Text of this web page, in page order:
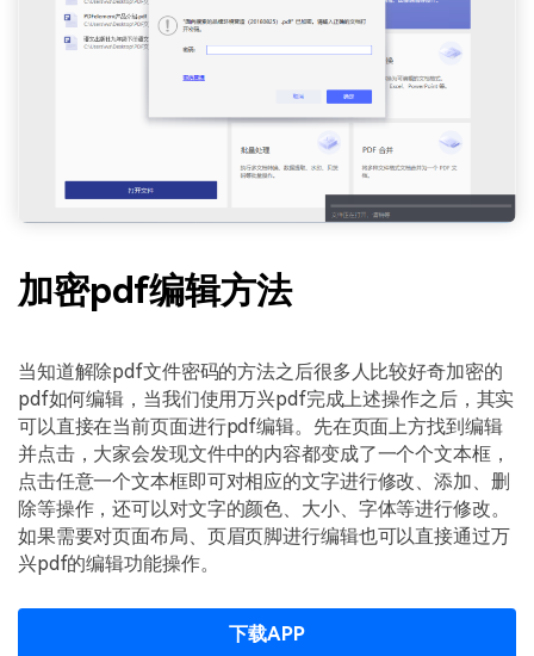
加密pdf编辑方法
当知道解除pdf文件密码的方法之后很多人比较好奇加密的
pdf如何编辑，当我们使用万兴pdf完成上述操作之后，其实
可以直接在当前页面进行pdf编辑。先在页面上方找到编辑
并点击，大家会发现文件中的内容都变成了一个个文本框，
点击任意一个文本框即可对相应的文字进行修改、添加、删
除等操作，还可以对文字的颜色、大小、字体等进行修改。
如果需要对页面布局、页眉页脚进行编辑也可以直接通过万
兴pdf的编辑功能操作。
下载APP